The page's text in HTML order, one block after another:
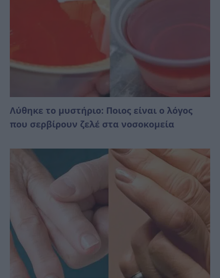
Λύθηκε το μυστήριο: Ποιος είναι ο λόγος
που σερβίρουν ζελέ στα νοσοκομεία